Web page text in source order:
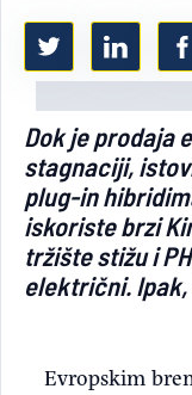
Dok je prodaja
stagnaciji,
plug-in
iskoriste brzi
tržište stižu i
električni.
Evropskim